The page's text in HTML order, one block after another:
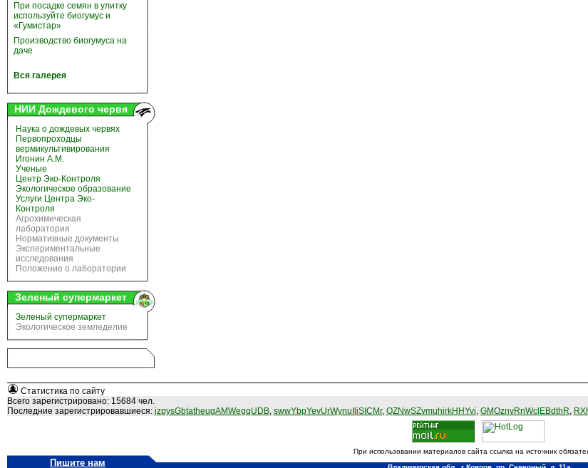
При посадке семян в улитку
используйте биогумус и
«Гумистар»
Производство биогумуса на
даче
Вся галерея
НИИ Дождевого червя
Наука о дождевых червях
Первопроходцы
вермикультивирования
Игонин А.М.
Ученые
Центр Эко-Контроля
Экологическое образование
Услуги Центра Эко-
Контроля
Агрохимическая
лаборатория
Нормативные документы
Экспериментальные
исследования
Положение о лаборатории
Зеленый супермаркет
Зеленый супермаркет
Экологическое земледелие
Статистика по сайту
Всего зарегистрировано: 15684 чел.
Последние зарегистрировавшиеся: jzpysGbtatheugAMWegqUDB, swwYbpYevUrWynuIliSICMr, QZNwSZvmuhirkHHYvi, GMOznvRnWclEBdthR,
При использовании материалов сайта ссылка на источник
Пишите нам